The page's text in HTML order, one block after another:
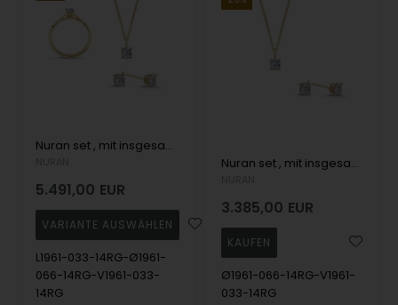
Nuran set , mit insgesamt 1,32 ct Wesselton SI
5.491,00 EUR
L1961-033-14RG-Ø1961-
066-14RG-V1961-033-
14RG
Nuran set , mit insgesamt 0,99 ct Wesselton SI
3.385,00 EUR
Ø1961-066-14RG-V1961-
033-14RG